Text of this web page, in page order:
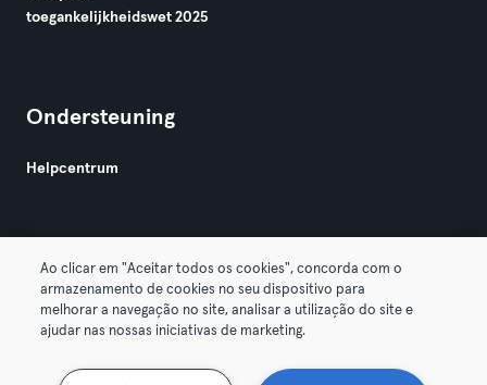
toegankelijkheidswet 2025
Ondersteuning
Helpcentrum
Algemene Voorwaarden Privacy
Membership opzeggen Trek hier je contract terug
Ao clicar em "Aceitar todos os cookies", concorda com o
armazenamento de cookies no seu dispositivo para
melhorar a navegação no site, analisar a utilização do site e
ajudar nas nossas iniciativas de marketing.